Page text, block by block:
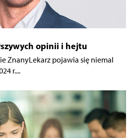
opinii i hejtu
ZnanyLekarz pojawia się niemal
r....